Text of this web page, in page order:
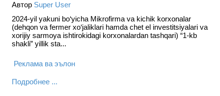
Автор Super User
2024-yil yakuni bo‘yicha Mikrofirma va kichik korxonalar
(dehqon va fermer xo‘jaliklari hamda chet el investitsiyalari va
xorijiy sarmoya ishtirokidagi korxonalardan tashqari) “1-kb
shakli” yillik sta...
Реклама ва эълон
Подробнее ...